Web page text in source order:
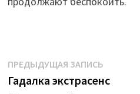
Навигация
по
ПРЕДЫДУЩАЯ ЗАПИСЬ
запись:
Гадалка экстрасенс